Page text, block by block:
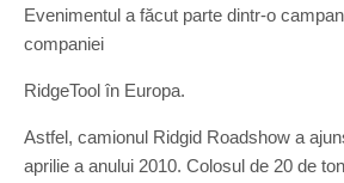
Evenimentul a făcut parte dintr-o
companiei
RidgeTool în Europa.
Astfel, camionul Ridgid Roadshow a
aprilie a anului 2010. Colosul de 20 de